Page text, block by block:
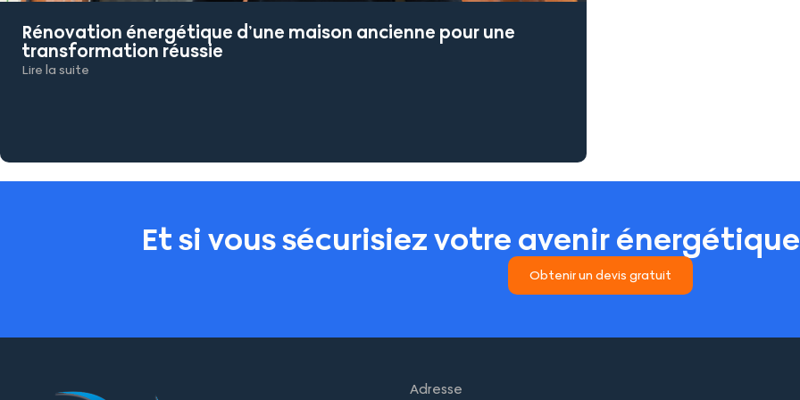
Rénovation énergétique d’une maison ancienne pour une
transformation réussie
Lire la suite
Et si vous sécurisiez votre avenir
Obtenir un devis gratuit
Adresse